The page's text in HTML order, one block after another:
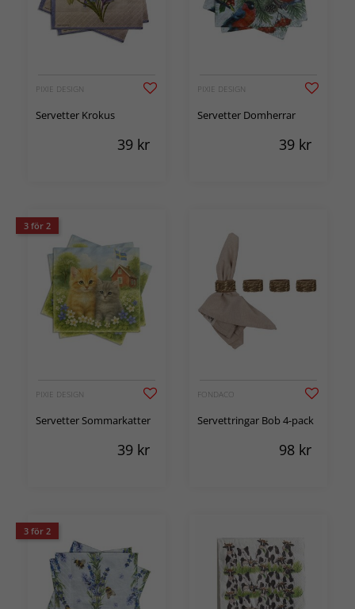
PIXIE DESIGN
Servetter Krokus
39 kr
PIXIE DESIGN
Servetter Domherrar
39 kr
3 för 2
PIXIE DESIGN
Servetter Sommarkatter
39 kr
FONDACO
Servettringar Bob 4-pack
98 kr
3 för 2